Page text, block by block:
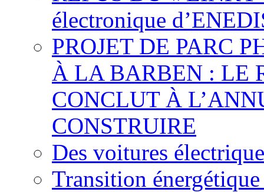
électronique
PROJET DE PARC
À LA BARBEN : LE
CONCLUT À
CONSTRUIRE
Des voitures
Transition